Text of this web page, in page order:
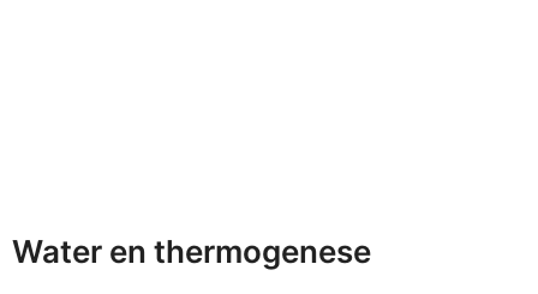
Water en thermogenese